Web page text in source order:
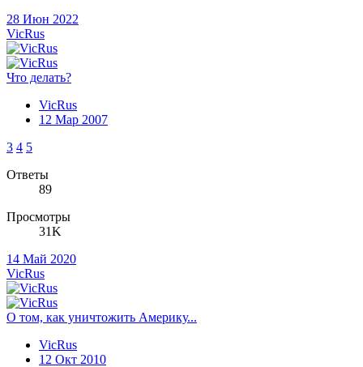
28 Июн 2022
VicRus
Что делать?
VicRus
12 Мар 2007
3 4 5
Ответы
89
Просмотры
31K
14 Май 2020
VicRus
О том, как уничтожить Америку...
VicRus
12 Окт 2010